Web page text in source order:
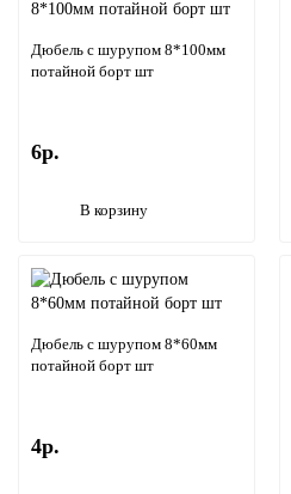
Дюбель с шурупом 8*100мм
потайной борт шт
6р.
В корзину
Дюбель с шурупом 8*60мм
потайной борт шт
4р.